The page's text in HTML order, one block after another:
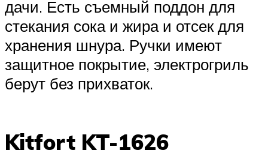
дачи. Есть съемный поддон для
стекания сока и жира и отсек для
хранения шнура. Ручки имеют
защитное покрытие, электрогриль
берут без прихваток.
Kitfort KT-1626